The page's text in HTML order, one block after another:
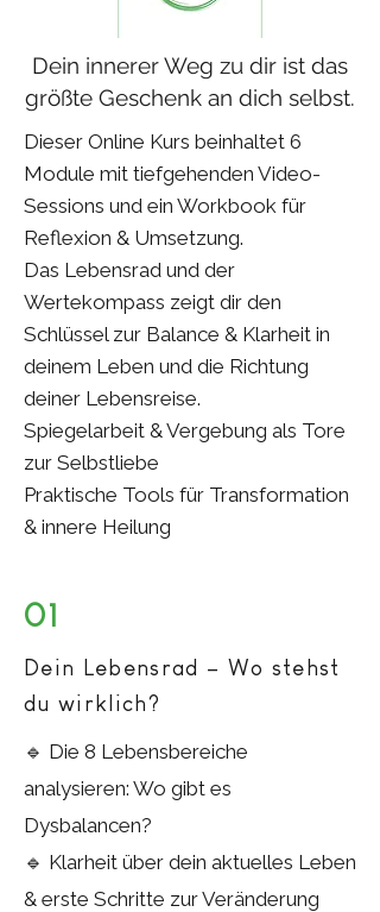
Dein innerer Weg zu dir ist das
größte Geschenk an dich selbst.
Dieser Online Kurs beinhaltet 6
Module mit tiefgehenden Video-
Sessions und ein Workbook für
Reflexion & Umsetzung.
Das Lebensrad und der
Wertekompass zeigt dir den
Schlüssel zur Balance & Klarheit in
deinem Leben und die Richtung
deiner Lebensreise.
Spiegelarbeit & Vergebung als Tore
zur Selbstliebe
Praktische Tools für Transformation
& innere Heilung
01
Dein Lebensrad – Wo stehst
du wirklich?
🔹 Die 8 Lebensbereiche
analysieren: Wo gibt es
Dysbalancen?
🔹 Klarheit über dein aktuelles Leben
& erste Schritte zur Veränderung